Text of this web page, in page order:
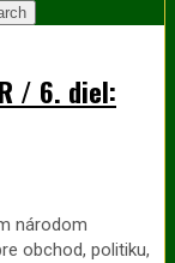
/ 6. diel:
národom
obchod, politiku,